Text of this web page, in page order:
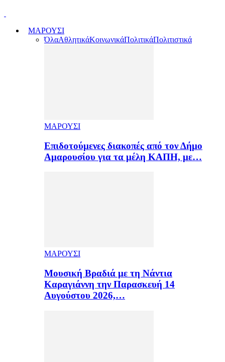
ΜΑΡΟΥΣΙ
ΌλαΑθλητικάΚοινωνικάΠολιτικάΠολιτιστικά
ΜΑΡΟΥΣΙ
Επιδοτούμενες διακοπές από τον Δήμο
Αμαρουσίου για τα μέλη ΚΑΠΗ, με…
ΜΑΡΟΥΣΙ
Μουσική Βραδιά με τη Νάντια
Καραγιάννη την Παρασκευή 14
Αυγούστου 2026,…